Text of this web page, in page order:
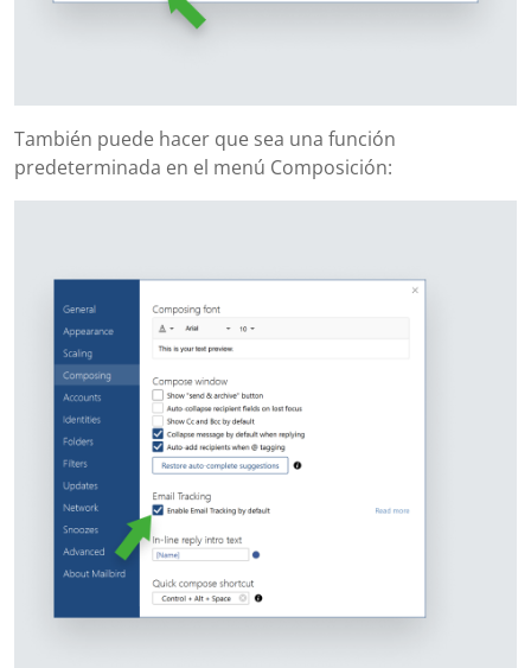
También puede hacer que sea una función
predeterminada en el menú Composición: